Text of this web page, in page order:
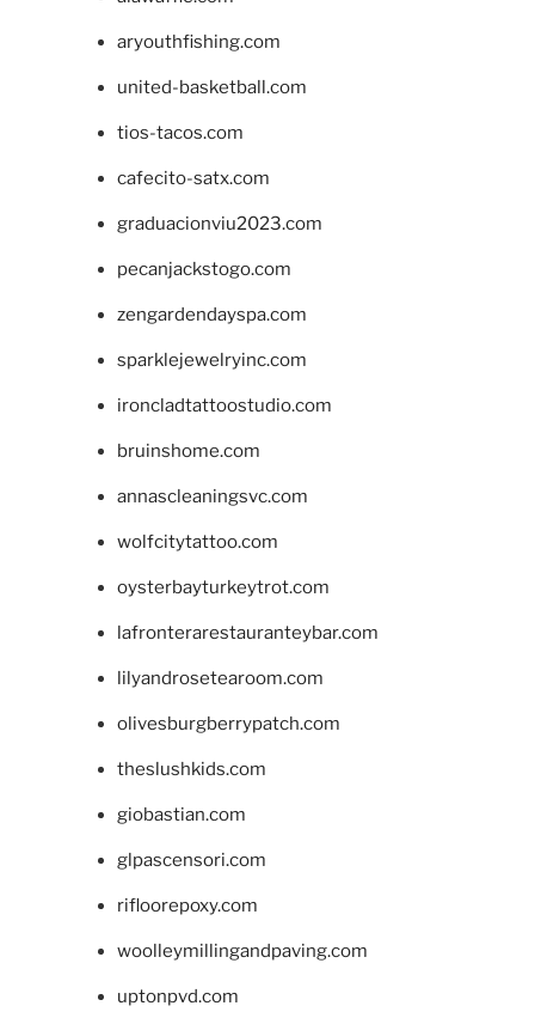
aryouthfishing.com
united-basketball.com
tios-tacos.com
cafecito-satx.com
graduacionviu2023.com
pecanjackstogo.com
zengardendayspa.com
sparklejewelryinc.com
ironcladtattoostudio.com
bruinshome.com
annascleaningsvc.com
wolfcitytattoo.com
oysterbayturkeytrot.com
lafronterarestauranteybar.com
lilyandrosetearoom.com
olivesburgberrypatch.com
theslushkids.com
giobastian.com
glpascensori.com
rifloorepoxy.com
woolleymillingandpaving.com
uptonpvd.com